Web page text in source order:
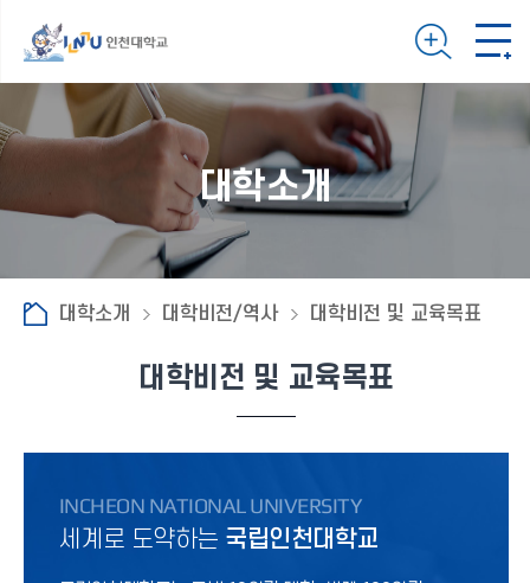
대학소개
대학소개 대학비전/역사 대학비전 및 교육목표
대학비전 및 교육목표
INCHEON NATIONAL UNIVERSITY
세계로 도약하는 국립인천대학교